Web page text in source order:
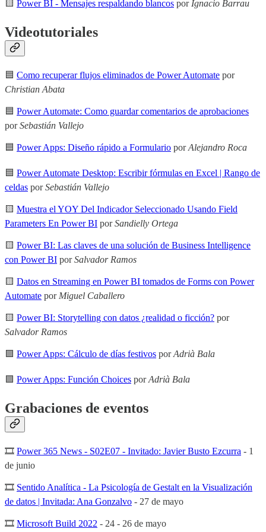
🟨 Power BI - Mensajes respaldando blancos por Ignacio Barrau
Videotutoriales
🟦 Como recuperar flujos eliminados de Power Automate por
Christian Abata
🟦 Power Automate: Como guardar comentarios de aprobaciones
porSebastián Vallejo
🟦 Power Apps: Diseño rápido a Formulario porAlejandro Roca
🟦 Power Automate Desktop: Escribir fórmulas en Excel | Rango de
celdas porSebastián Vallejo
🟨 Muestra el YOY Del Indicador Seleccionado Usando Field
Parameters En Power BI porSandielly Ortega
🟨 Power BI: Las claves de una solución de Business Intelligence
con Power BI porSalvador Ramos
🟨 Datos en Streaming en Power BI tomados de Forms con Power
Automate por Miguel Caballero
🟨 Power BI: Storytelling con datos ¿realidad o ficción? por
Salvador Ramos
🟪 Power Apps: Cálculo de días festivos porAdrià Bala
🟪 Power Apps: Función Choices porAdrià Bala
Grabaciones de eventos
🎞 Power 365 News - S02E07 - Invitado: Javier Busto Ezcurra - 1
de junio
🎞 Sentido Analítica - La Psicología de Gestalt en la Visualización
de datos | Invitada: Ana Gonzalvo - 27 de mayo
🎞 Microsoft Build 2022 - 24 - 26 de mayo